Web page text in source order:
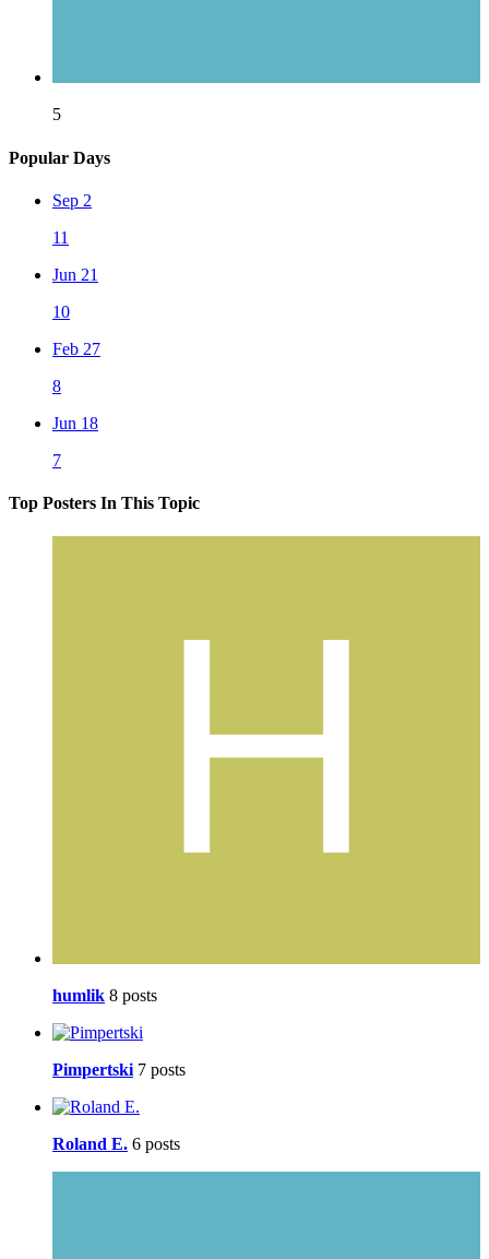
5
Popular Days
Sep 2
11
Jun 21
10
Feb 27
8
Jun 18
7
Top Posters In This Topic
humlik 8 posts
Pimpertski 7 posts
Roland E. 6 posts